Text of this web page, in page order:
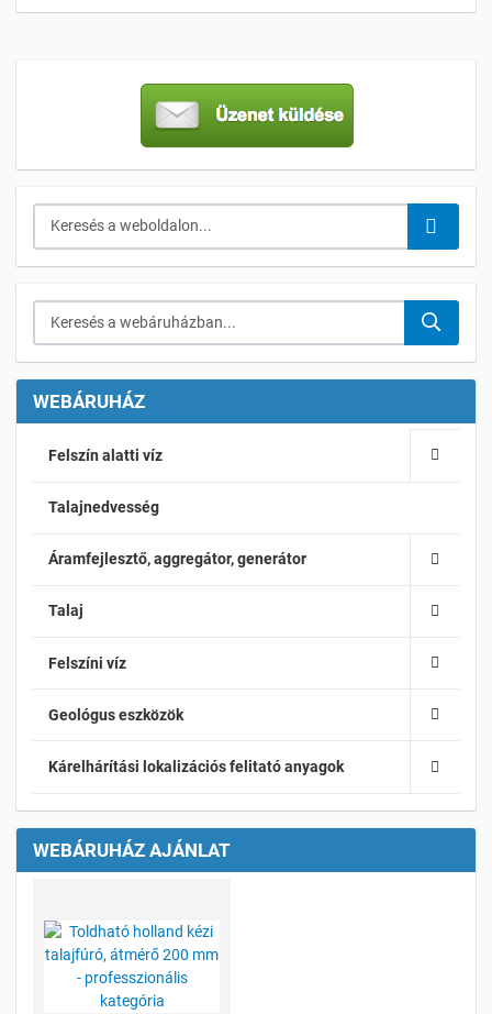
Keresés a webáruházban...
WEBÁRUHÁZ
Felszín alatti víz
Talajnedvesség
Áramfejlesztő, aggregátor, generátor
Talaj
Felszíni víz
Geológus eszközök
Kárelhárítási lokalizációs felitató anyagok
WEBÁRUHÁZ AJÁNLAT